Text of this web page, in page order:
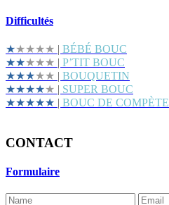
Difficultés
★★★★★ | BÉBÉ BOUC
★★★★★ | P’TIT BOUC
★★★★★ | BOUQUETIN
★★★★★ | SUPER BOUC
★★★★★ | BOUC DE COMPÈTE
CONTACT
Formulaire